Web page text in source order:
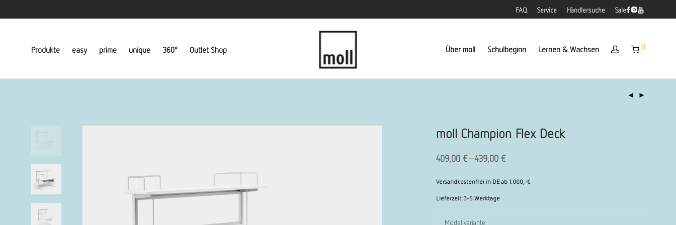
FAQ Service Händlersuche Sale
Produkte easy prime unique 360° Outlet Shop Über moll Schulbeginn Lernen & Wachsen 0
moll Champion Flex Deck
409,00 €–439,00 €
Versandkostenfrei in DE ab 1.000,-€
Lieferzeit:3-5 Werktage